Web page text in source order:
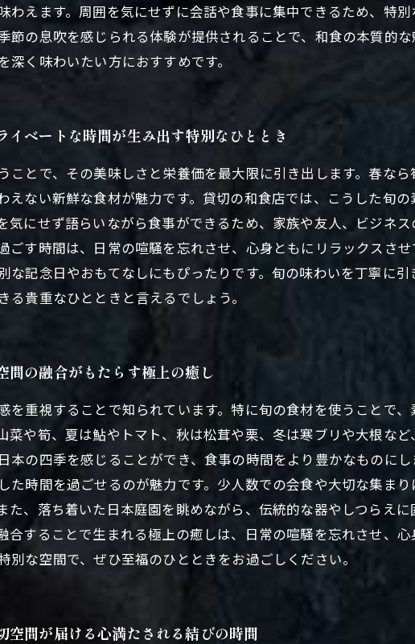
わえます。周囲を気にせずに会話や食事に集中できるため、特
節の息吹を感じられる体験が提供されることで、和食の本質的
く味わいたい方におすすめです。
ベートな時間が生み出す特別なひととき
ことで、その美味しさと栄養価を最大限に引き出します。春な
えない新鮮な食材が魅力です。貸切の和食店では、こうした旬
気にせず語らいながら食事ができるため、家族や友人、ビジネ
ごす時間は、日常の喧騒を忘れさせ、心身ともにリラックスさ
な記念日やおもてなしにもぴったりです。旬の味わいを丁寧に
貴重なひとときと言えるでしょう。
間の融合がもたらす極上の癒し
を重視することで知られています。特に旬の食材を使うことで
菜や筍、夏は鮎やトマト、秋は松茸や栗、冬は寒ブリや大根な
本の四季を感じることができ、食事の時間をより豊かなものに
た時間を過ごせるのが魅力です。少人数での会食や大切な集ま
た、落ち着いた日本庭園を眺めながら、伝統的な器やしつらえ
合することで生まれる極上の癒しは、日常の喧騒を忘れさせ、
な空間で、ぜひ至福のひとときをお過ごしください。
空間が届ける心満たされる結びの時間